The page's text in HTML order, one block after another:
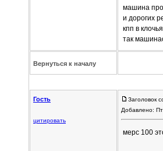
машина
и дорогих
кпп в
так
Вернуться к началу
Гость
цитировать
Заголовок
Добавлено:
мерс 100